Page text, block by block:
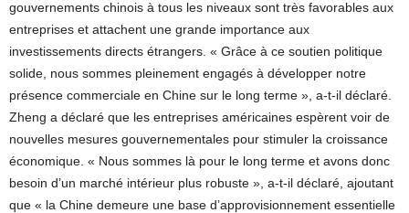
gouvernements chinois à tous les niveaux sont très favorables aux
entreprises et attachent une grande importance aux
investissements directs étrangers. « Grâce à ce soutien politique
solide, nous sommes pleinement engagés à développer notre
présence commerciale en Chine sur le long terme », a-t-il déclaré.
Zheng a déclaré que les entreprises américaines espèrent voir de
nouvelles mesures gouvernementales pour stimuler la croissance
économique. « Nous sommes là pour le long terme et avons donc
besoin d’un marché intérieur plus robuste », a-t-il déclaré, ajoutant
que « la Chine demeure une base d’approvisionnement essentielle